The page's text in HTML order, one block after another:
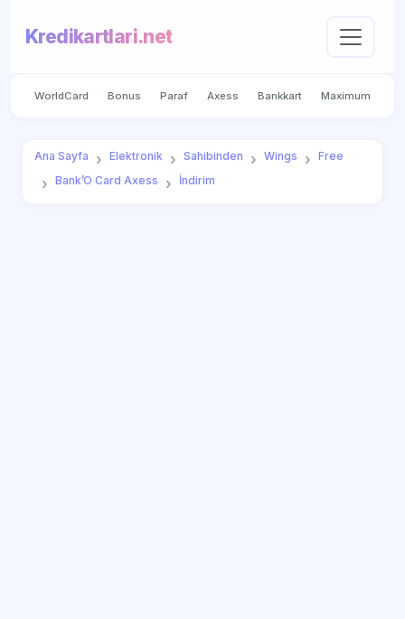
Kredikartlari.net
WorldCard Bonus Paraf Axess Bankkart Maximum
Ana Sayfa Elektronik Sahibinden Wings
Free
Bank’O Card Axess
İndirim